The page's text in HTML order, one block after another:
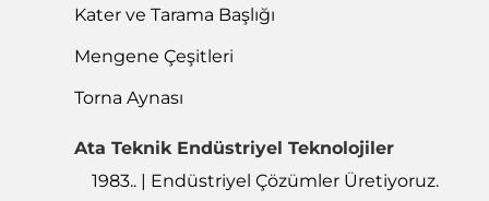
Kater ve Tarama Başlığı
Mengene Çeşitleri
Torna Aynası
Ata Teknik Endüstriyel Teknolojiler
1983.. | Endüstriyel Çözümler Üretiyoruz.